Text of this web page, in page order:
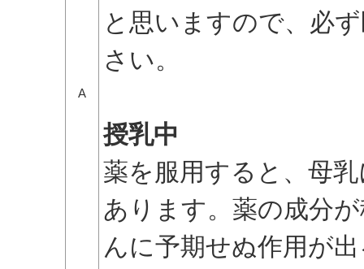
A
と思いますので、必
さい。
授乳中
薬を服用すると、母
あります。薬の成分
んに予期せぬ作用が